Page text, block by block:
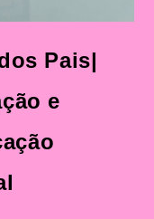
Pais|
e